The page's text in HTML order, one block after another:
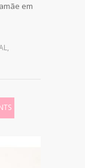
em
,